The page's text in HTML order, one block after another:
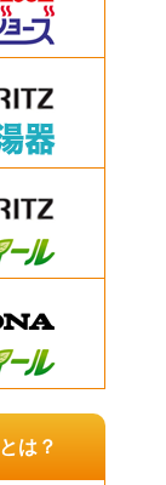
とは？